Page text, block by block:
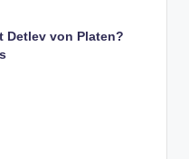
Detlev von Platen?